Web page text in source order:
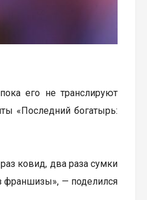
его не транслируют
«Последний богатырь:
ковид, два раза сумки
франшизы», — поделился